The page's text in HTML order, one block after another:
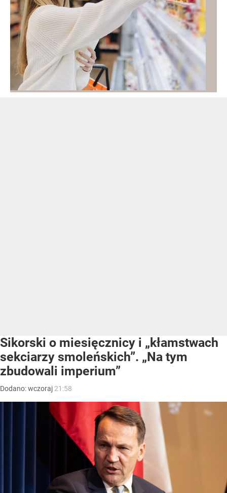
Sikorski o miesięcznicy i „kłamstwach
sekciarzy smoleńskich”. „Na tym
zbudowali imperium”
Dodano:wczoraj 21:58